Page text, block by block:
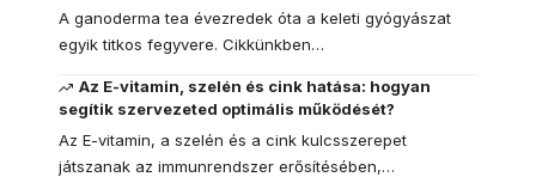
A ganoderma tea évezredek óta a keleti gyógyászat
egyik titkos fegyvere. Cikkünkben…
Az E-vitamin, szelén és cink hatása: hogyan
segítik szervezeted optimális működését?
Az E-vitamin, a szelén és a cink kulcsszerepet
játszanak az immunrendszer erősítésében,…